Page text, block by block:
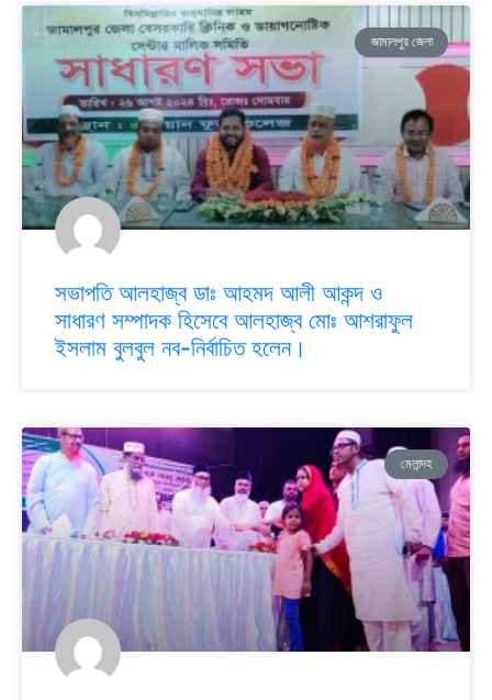
জামালপুর জেলা
সভাপতি আলহাজ্ব ডাঃ আহমদ আলী আকন্দ ও
সাধারণ সম্পাদক হিসেবে আলহাজ্ব মোঃ আশরাফুল
ইসলাম বুলবুল নব-নির্বাচিত হলেন।
মেলান্দহ